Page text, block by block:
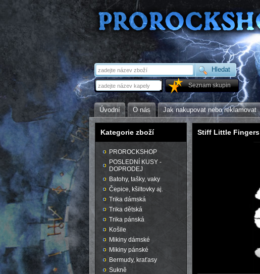
Seznam skupin
Úvodní O nás Jak nakupovat nebo reklamovat
Stiff Little Fingers
Kategorie zboží
PROROCKSHOP
POSLEDNÍ KUSY -
DOPRODEJ
Batohy, tašky, vaky
Čepice, kšiltovky aj.
Trika dámská
Trika dětská
Trika pánská
Košile
Mikiny dámské
Mikiny pánské
Bermudy, kraťasy
Sukně